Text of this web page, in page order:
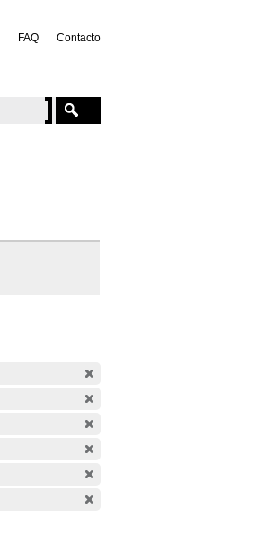
FAQ Contacto